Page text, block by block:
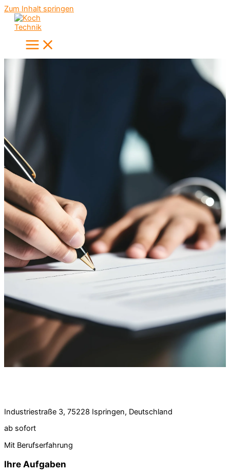
Zum Inhalt springen
Industriestraße 3, 75228 Ispringen, Deutschland
ab sofort
Mit Berufserfahrung
Ihre Aufgaben